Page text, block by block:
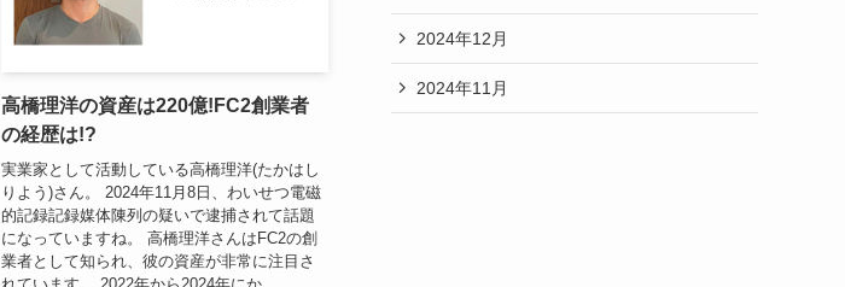
高橋理洋の資産は220億!FC2創業者
の経歴は!?
実業家として活動している高橋理洋(たかはし
りよう)さん。 2024年11月8日、わいせつ電磁
的記録記録媒体陳列の疑いで逮捕されて話題
になっていますね。 高橋理洋さんはFC2の創
業者として知られ、彼の資産が非常に注目さ
2024年12月
2024年11月